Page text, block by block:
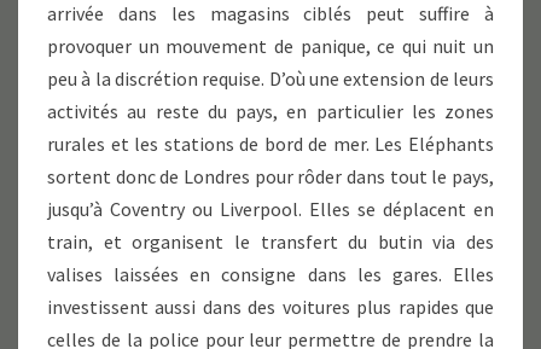
arrivée dans les magasins ciblés peut suffire à
provoquer un mouvement de panique, ce qui nuit un
peu à la discrétion requise. D’où une extension de leurs
activités au reste du pays, en particulier les zones
rurales et les stations de bord de mer. Les Eléphants
sortent donc de Londres pour rôder dans tout le pays,
jusqu’à Coventry ou Liverpool. Elles se déplacent en
train, et organisent le transfert du butin via des
valises laissées en consigne dans les gares. Elles
investissent aussi dans des voitures plus rapides que
celles de la police pour leur permettre de prendre la